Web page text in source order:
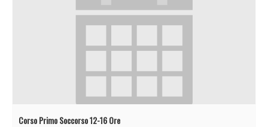
Corso Primo Soccorso 12-16 Ore